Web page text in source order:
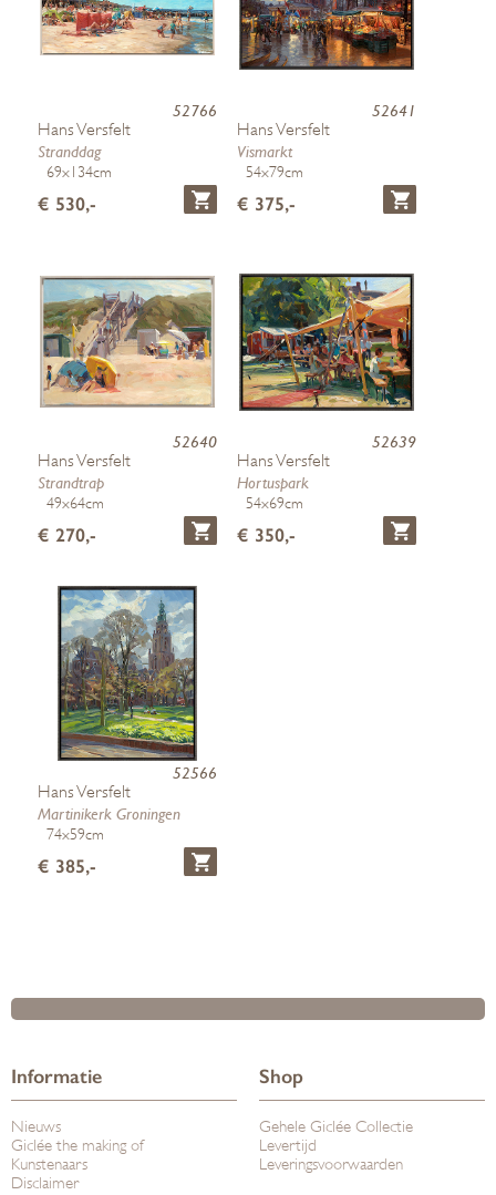
52766
Hans Versfelt
Stranddag
69x134cm
€ 530,-
52641
Hans Versfelt
Vismarkt
54x79cm
€ 375,-
52640
Hans Versfelt
Strandtrap
49x64cm
€ 270,-
52639
Hans Versfelt
Hortuspark
54x69cm
€ 350,-
52566
Hans Versfelt
Martinikerk Groningen
74x59cm
€ 385,-
Informatie
Nieuws
Giclée the making of
Kunstenaars
Disclaimer
Shop
Gehele Giclée Collectie
Levertijd
Leveringsvoorwaarden